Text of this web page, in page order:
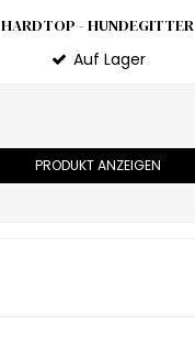
HARDTOP - HUNDEGITTER
Auf Lager
PRODUKT ANZEIGEN